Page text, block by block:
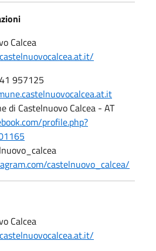
Calcea
957125
di Castelnuovo Calcea - AT
profile.php?
castelnuovo_calcea/
Calcea